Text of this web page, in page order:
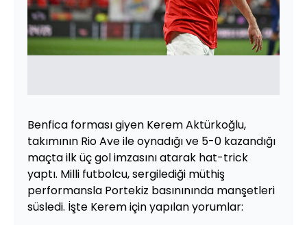
Benfica forması giyen Kerem Aktürkoğlu,
takımının Rio Ave ile oynadığı ve 5-0 kazandığı
maçta ilk üç gol imzasını atarak hat-trick
yaptı. Milli futbolcu, sergilediği müthiş
performansla Portekiz basınınında manşetleri
süsledi. İşte Kerem için yapılan yorumlar: